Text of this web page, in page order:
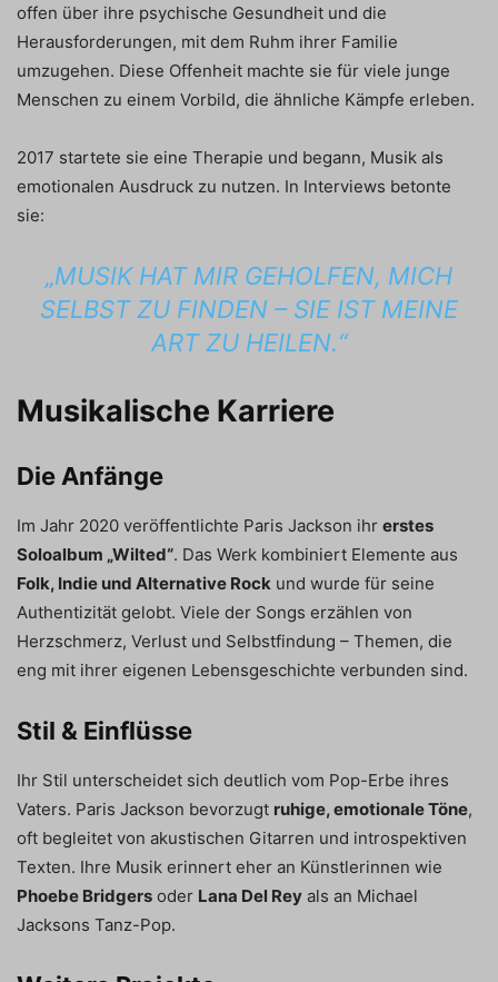
offen über ihre psychische Gesundheit und die
Herausforderungen, mit dem Ruhm ihrer Familie
umzugehen. Diese Offenheit machte sie für viele junge
Menschen zu einem Vorbild, die ähnliche Kämpfe erleben.
2017 startete sie eine Therapie und begann, Musik als
emotionalen Ausdruck zu nutzen. In Interviews betonte
sie:
„MUSIK HAT MIR GEHOLFEN, MICH
SELBST ZU FINDEN – SIE IST MEINE
ART ZU HEILEN.“
Musikalische Karriere
Die Anfänge
Im Jahr 2020 veröffentlichte Paris Jackson ihr erstes
Soloalbum „Wilted“. Das Werk kombiniert Elemente aus
Folk, Indie und Alternative Rock und wurde für seine
Authentizität gelobt. Viele der Songs erzählen von
Herzschmerz, Verlust und Selbstfindung – Themen, die
eng mit ihrer eigenen Lebensgeschichte verbunden sind.
Stil & Einflüsse
Ihr Stil unterscheidet sich deutlich vom Pop-Erbe ihres
Vaters. Paris Jackson bevorzugt ruhige, emotionale Töne,
oft begleitet von akustischen Gitarren und introspektiven
Texten. Ihre Musik erinnert eher an Künstlerinnen wie
Phoebe Bridgers oder Lana Del Rey als an Michael
Jacksons Tanz-Pop.